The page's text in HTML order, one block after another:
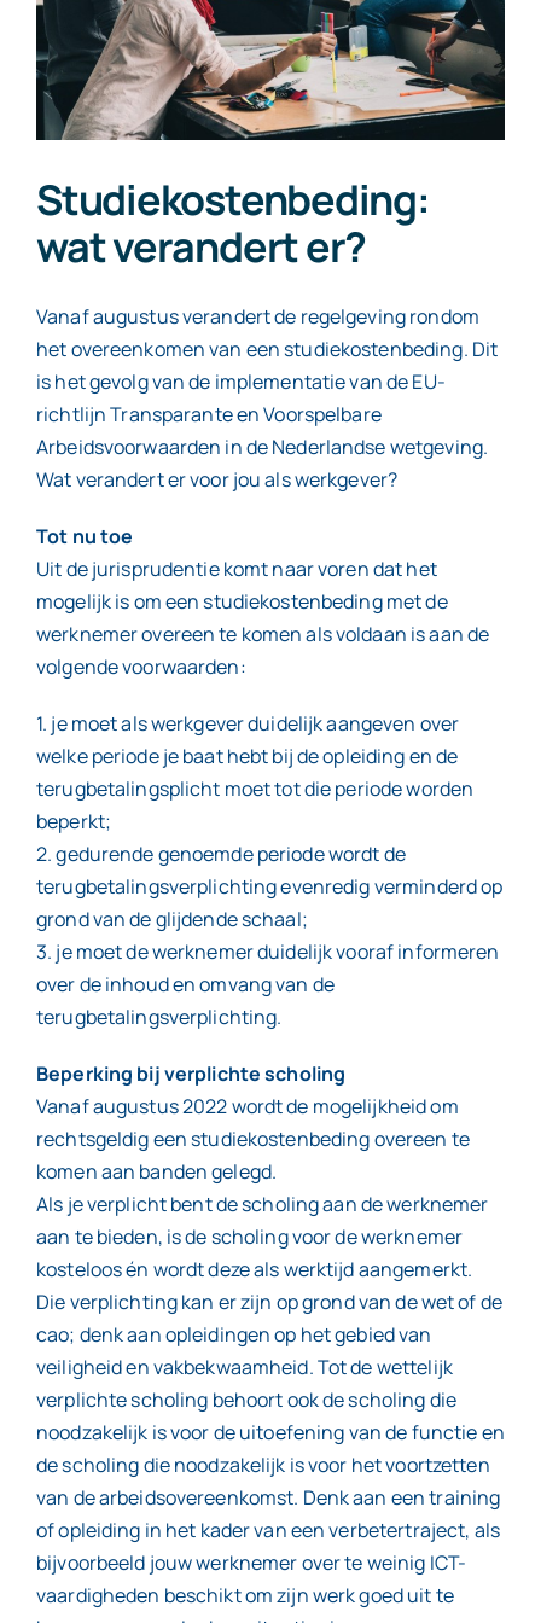
Contact
Studiekostenbeding:
wat verandert er?
Vanaf augustus verandert de regelgeving rondom
het overeenkomen van een studiekostenbeding. Dit
is het gevolg van de implementatie van de EU-
richtlijn Transparante en Voorspelbare
Arbeidsvoorwaarden in de Nederlandse wetgeving.
Wat verandert er voor jou als werkgever?
Tot nu toe
Uit de jurisprudentie komt naar voren dat het
mogelijk is om een studiekostenbeding met de
werknemer overeen te komen als voldaan is aan de
volgende voorwaarden:
1. je moet als werkgever duidelijk aangeven over
welke periode je baat hebt bij de opleiding en de
terugbetalingsplicht moet tot die periode worden
beperkt;
2. gedurende genoemde periode wordt de
terugbetalingsverplichting evenredig verminderd op
grond van de glijdende schaal;
3. je moet de werknemer duidelijk vooraf informeren
over de inhoud en omvang van de
terugbetalingsverplichting.
Beperking bij verplichte scholing
Vanaf augustus 2022 wordt de mogelijkheid om
rechtsgeldig een studiekostenbeding overeen te
komen aan banden gelegd.
Als je verplicht bent de scholing aan de werknemer
aan te bieden, is de scholing voor de werknemer
kosteloos én wordt deze als werktijd aangemerkt.
Die verplichting kan er zijn op grond van de wet of de
cao; denk aan opleidingen op het gebied van
veiligheid en vakbekwaamheid. Tot de wettelijk
verplichte scholing behoort ook de scholing die
noodzakelijk is voor de uitoefening van de functie en
de scholing die noodzakelijk is voor het voortzetten
van de arbeidsovereenkomst. Denk aan een training
of opleiding in het kader van een verbetertraject, als
bijvoorbeeld jouw werknemer over te weinig ICT-
vaardigheden beschikt om zijn werk goed uit te